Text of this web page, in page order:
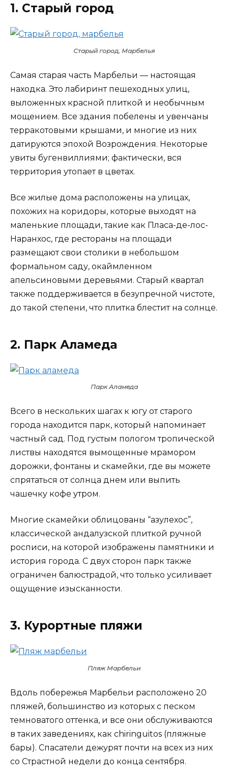
1. Старый город
Старый город, Марбелья
Самая старая часть Марбельи — настоящая
находка. Это лабиринт пешеходных улиц,
выложенных красной плиткой и необычным
мощением. Все здания побелены и увенчаны
терракотовыми крышами, и многие из них
датируются эпохой Возрождения. Некоторые
увиты бугенвиллиями; фактически, вся
территория утопает в цветах.
Все жилые дома расположены на улицах,
похожих на коридоры, которые выходят на
маленькие площади, такие как Пласа-де-лос-
Наранхос, где рестораны на площади
размещают свои столики в небольшом
формальном саду, окаймленном
апельсиновыми деревьями. Старый квартал
также поддерживается в безупречной чистоте,
до такой степени, что плитка блестит на солнце.
2. Парк Аламеда
Парк Аламеда
Всего в нескольких шагах к югу от старого
города находится парк, который напоминает
частный сад. Под густым пологом тропической
листвы находятся вымощенные мрамором
дорожки, фонтаны и скамейки, где вы можете
спрятаться от солнца днем или выпить
чашечку кофе утром.
Многие скамейки облицованы “азулехос”,
классической андалузской плиткой ручной
росписи, на которой изображены памятники и
история города. С двух сторон парк также
ограничен балюстрадой, что только усиливает
ощущение изысканности.
3. Курортные пляжи
Пляж Марбельи
Вдоль побережья Марбельи расположено 20
пляжей, большинство из которых с песком
темноватого оттенка, и все они обслуживаются
в таких заведениях, как chiringuitos (пляжные
бары). Спасатели дежурят почти на всех из них
со Страстной недели до конца сентября.